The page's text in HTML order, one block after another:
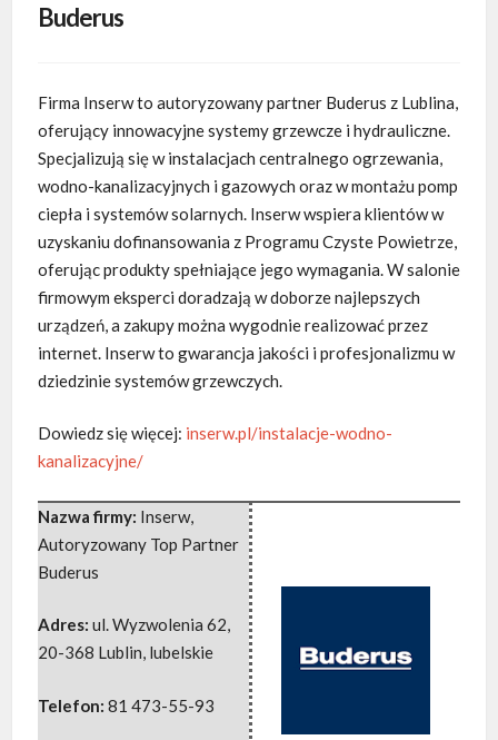
Buderus
Firma Inserw to autoryzowany partner Buderus z Lublina,
oferujący innowacyjne systemy grzewcze i hydrauliczne.
Specjalizują się w instalacjach centralnego ogrzewania,
wodno-kanalizacyjnych i gazowych oraz w montażu pomp
ciepła i systemów solarnych. Inserw wspiera klientów w
uzyskaniu dofinansowania z Programu Czyste Powietrze,
oferując produkty spełniające jego wymagania. W salonie
firmowym eksperci doradzają w doborze najlepszych
urządzeń, a zakupy można wygodnie realizować przez
internet. Inserw to gwarancja jakości i profesjonalizmu w
dziedzinie systemów grzewczych.
Dowiedz się więcej: inserw.pl/instalacje-wodno-
kanalizacyjne/
Nazwa firmy: Inserw,
Autoryzowany Top Partner
Buderus
Adres: ul. Wyzwolenia 62,
20-368 Lublin, lubelskie
Telefon: 81 473-55-93